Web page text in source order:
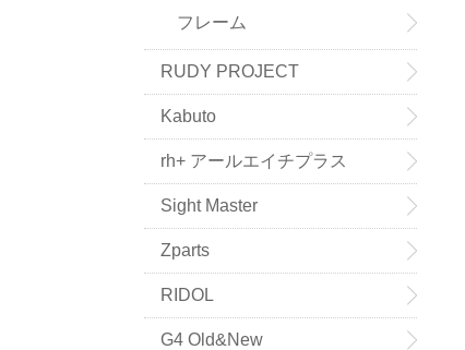
フレーム
RUDY PROJECT
Kabuto
rh+ アールエイチプラス
Sight Master
Zparts
RIDOL
G4 Old&New